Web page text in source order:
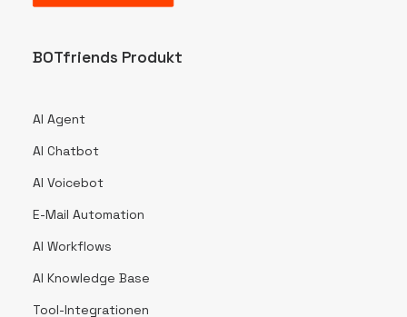
BOTfriends Produkt
AI Agent
AI Chatbot
AI Voicebot
E-Mail Automation
AI Workflows
AI Knowledge Base
Tool-Integrationen